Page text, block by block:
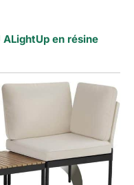
ALightUp en résine